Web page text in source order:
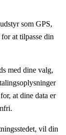
som GPS,
at tilpasse din
med dine valg,
at dine data er
vil din